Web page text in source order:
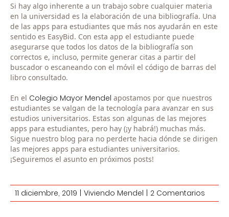
Si hay algo inherente a un trabajo sobre cualquier materia
en la universidad es la elaboración de una bibliografía. Una
de las apps para estudiantes que más nos ayudarán en este
sentido es EasyBid. Con esta app el estudiante puede
asegurarse que todos los datos de la bibliografía son
correctos e, incluso, permite generar citas a partir del
buscador o escaneando con el móvil el código de barras del
libro consultado.
En el Colegio Mayor Mendel apostamos por que nuestros
estudiantes se valgan de la tecnología para avanzar en sus
estudios universitarios. Estas son algunas de las mejores
apps para estudiantes, pero hay (¡y habrá!) muchas más.
Sigue nuestro blog para no perderte hacia dónde se dirigen
las mejores apps para estudiantes universitarios.
¡Seguiremos el asunto en próximos posts!
11 diciembre, 2019 | Viviendo Mendel | 2 Comentarios